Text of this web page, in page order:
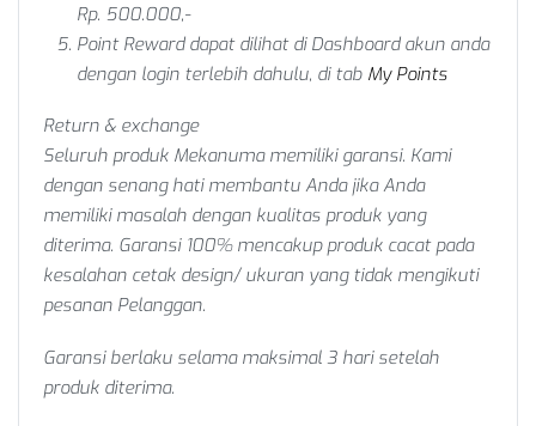
Rp. 500.000,-
Point Reward dapat dilihat di Dashboard akun anda
dengan login terlebih dahulu, di tab My Points
Return & exchange
Seluruh produk Mekanuma memiliki garansi. Kami
dengan senang hati membantu Anda jika Anda
memiliki masalah dengan kualitas produk yang
diterima. Garansi 100% mencakup produk cacat pada
kesalahan cetak design/ ukuran yang tidak mengikuti
pesanan Pelanggan.
Garansi berlaku selama maksimal 3 hari setelah
produk diterima.